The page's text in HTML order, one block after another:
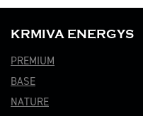
KRMIVA ENERGYS
PREMIUM